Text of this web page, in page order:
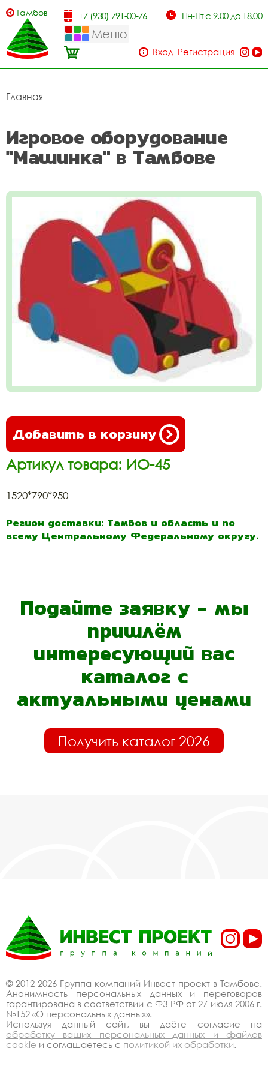
Тамбов +7 (930) 791-00-76 Пн-Пт с 9.00 до 18.00
Меню
Вход Регистрация
Главная
Игровое оборудование
"Машинка" в Тамбове
Добавить в корзину
Артикул товара: ИО-45
1520*790*950
Регион доставки: Тамбов и область и по
всему Центральному Федеральному округу.
Подайте заявку - мы
пришлём
интересующий вас
каталог с
актуальными ценами
Получить каталог 2026
© 2012-2026 Группа компаний Инвест проект в Тамбове.
Анонимность персональных данных и переговоров
гарантирована в соответствии с ФЗ РФ от 27 июля 2006 г.
№152 «О персональных данных».
Используя данный сайт, вы даёте согласие на
обработку ваших персональных данных и файлов
cookie и соглашаетесь с политикой их обработки